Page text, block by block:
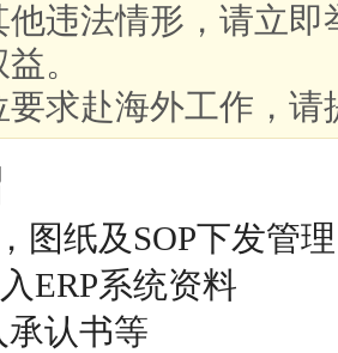
他违法情形，请立
。
要求赴海外工作，
图纸及SOP下发管理
ERP系统资料
承认书等